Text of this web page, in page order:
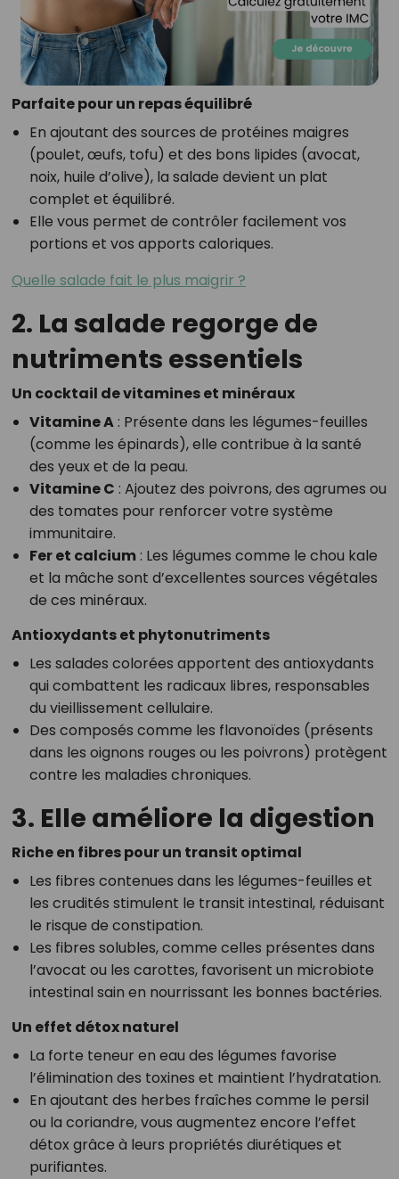
Parfaite pour un repas équilibré
En ajoutant des sources de protéines maigres
(poulet, œufs, tofu) et des bons lipides (avocat,
noix, huile d’olive), la salade devient un plat
complet et équilibré.
Elle vous permet de contrôler facilement vos
portions et vos apports caloriques.
Quelle salade fait le plus maigrir ?
2. La salade regorge de
nutriments essentiels
Un cocktail de vitamines et minéraux
Vitamine A: Présente dans les légumes-feuilles
(comme les épinards), elle contribue à la santé
des yeux et de la peau.
Vitamine C : Ajoutez des poivrons, des agrumes ou
des tomates pour renforcer votre système
immunitaire.
Fer et calcium: Les légumes comme le chou kale
et la mâche sont d’excellentes sources végétales
de ces minéraux.
Antioxydants et phytonutriments
Les salades colorées apportent des antioxydants
qui combattent les radicaux libres, responsables
du vieillissement cellulaire.
Des composés comme les flavonoïdes (présents
dans les oignons rouges ou les poivrons) protègent
contre les maladies chroniques.
3. Elle améliore la digestion
Riche en fibres pour un transit optimal
Les fibres contenues dans les légumes-feuilles et
les crudités stimulent le transit intestinal, réduisant
le risque de constipation.
Les fibres solubles, comme celles présentes dans
l’avocat ou les carottes, favorisent un microbiote
intestinal sain en nourrissant les bonnes bactéries.
Un effet détox naturel
La forte teneur en eau des légumes favorise
l’élimination des toxines et maintient l’hydratation.
En ajoutant des herbes fraîches comme le persil
ou la coriandre, vous augmentez encore l’effet
détox grâce à leurs propriétés diurétiques et
purifiantes.